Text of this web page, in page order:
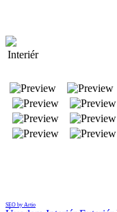
Interiér
SEO by Artio